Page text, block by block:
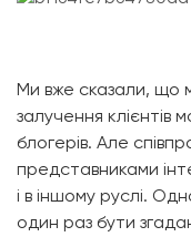
Ми вже сказали, що
залучення клієнтів
блогерів. Але
представниками
і в іншому руслі.
один раз бути